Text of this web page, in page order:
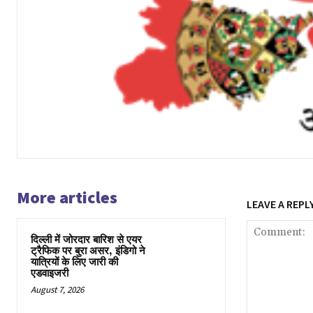
More articles
दिल्ली में जोरदार बारिश से एयर
ट्रैफिक पर बुरा असर, इंडिगो ने
यात्रियों के लिए जारी की
एडवाइजरी
August 7, 2026
LEAVE A